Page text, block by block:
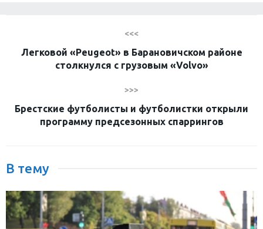
<<<
Легковой «Peugeot» в Барановичском районе
столкнулся с грузовым «Volvo»
>>>
Брестские футболисты и футболистки открыли
программу предсезонных спаррингов
В тему